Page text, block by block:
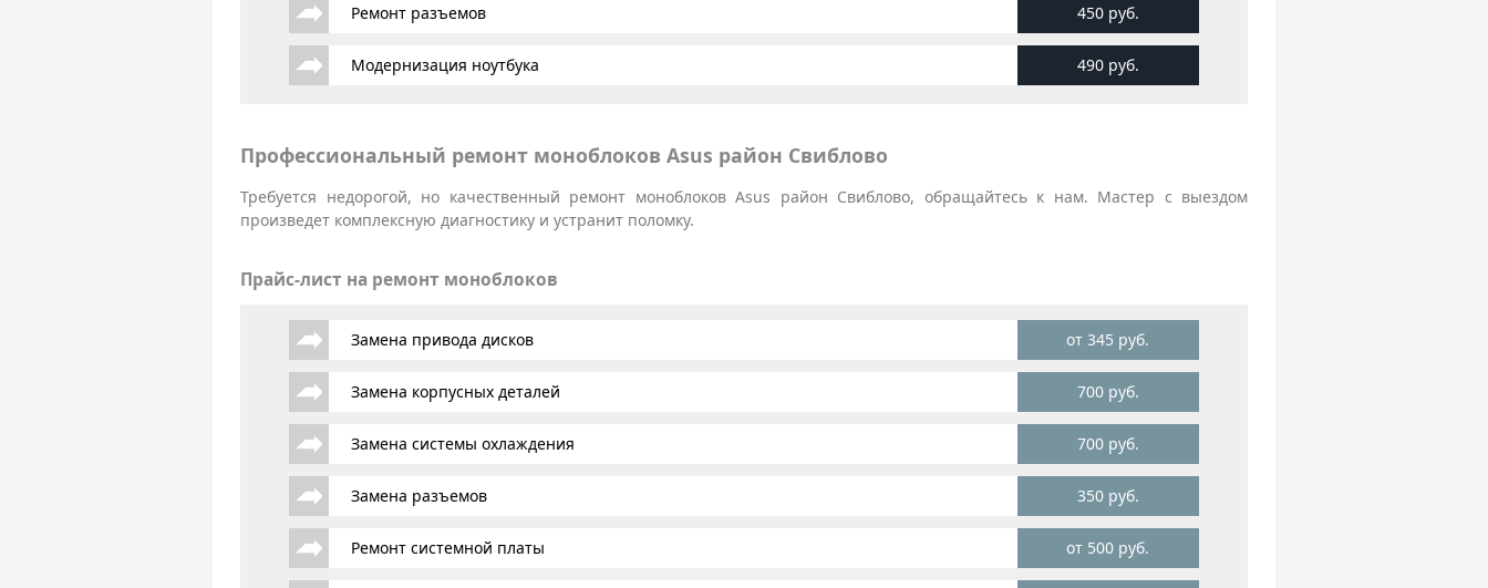
Ремонт разъемов 450 руб.
Модернизация ноутбука 490 руб.
Профессиональный ремонт моноблоков Asus район Свиблово
Требуется недорогой, но качественный ремонт моноблоков Asus район Свиблово, обращайтесь к нам. Мастер с выездом
произведет комплексную диагностику и устранит поломку.
Прайс-лист на ремонт моноблоков
Замена привода дисков от 345 руб.
Замена корпусных деталей 700 руб.
Замена системы охлаждения 700 руб.
Замена разъемов 350 руб.
Ремонт системной платы от 500 руб.